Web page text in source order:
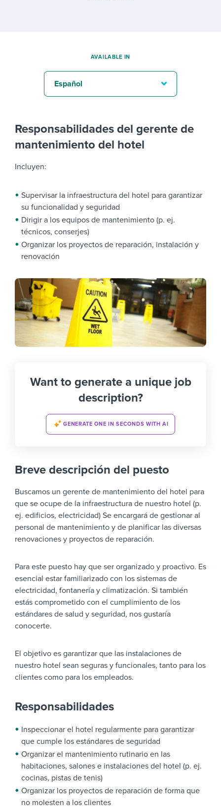
Responsabilidades del gerente de
mantenimiento del hotel
Incluyen:
Supervisar la infraestructura del hotel para garantizar
su funcionalidad y seguridad
Dirigir a los equipos de mantenimiento (p. ej.
técnicos, conserjes)
Organizar los proyectos de reparación, instalación y
renovación
Want to generate a unique job
description?
GENERATE ONE IN SECONDS WITH AI
Breve descripción del puesto
Buscamos un gerente de mantenimiento del hotel para
que se ocupe de la infraestructura de nuestro hotel (p.
ej. edificios, electricidad) Se encargará de gestionar al
personal de mantenimiento y de planificar las diversas
renovaciones y proyectos de reparación.
Para este puesto hay que ser organizado y proactivo. Es
esencial estar familiarizado con los sistemas de
electricidad, fontanería y climatización. Si también
estás comprometido con el cumplimiento de los
estándares de salud y seguridad, nos gustaría
conocerte.
El objetivo es garantizar que las instalaciones de
nuestro hotel sean seguras y funcionales, tanto para los
clientes como para los empleados.
Responsabilidades
Inspeccionar el hotel regularmente para garantizar
que cumple los estándares de seguridad
Organizar el mantenimiento rutinario en las
habitaciones, salones e instalaciones del hotel (p. ej.
cocinas, pistas de tenis)
Organizar los proyectos de reparación de forma que
no molesten a los clientes
AVAILABLE IN
Español